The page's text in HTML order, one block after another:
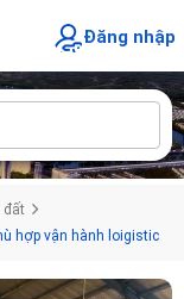
Đăng nhập
đất
hợp vận hành loigistic